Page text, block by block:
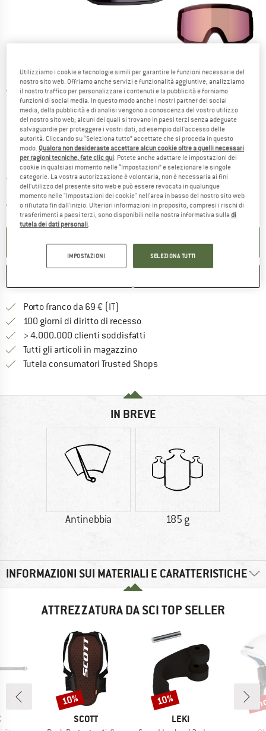
Viste dettagliate
Prezzo:
209,95€ incl. IVA
Nessuna spesa di spedizione(IT)Italia. Informazioni sui
Articolo purtroppo attualmente esauritoIl link si apre in una casella
ATTIVA LA NOTIFICA
Porto franco da 69 € (IT)
100 giorni di diritto di recessoVai alla politica di recesso qui
> 4.000.000 clienti soddisfatti
Tutti gli articoli in magazzino
Tutela consumatori Trusted Shops
IN BREVE
Antinebbia 185 g
INFORMAZIONI SUI MATERIALI E CARATTERISTICHE
ATTREZZATURA DA SCI TOP SELLER
MARCHIO
SCOTT
Sconto
10%
MARCHIO
LEKI
Sconto
10%
Utilizziamo i cookie e tecnologie simili per garantire le funzioni necessarie del
nostro sito web. Offriamo anche servizi e funzionalità aggiuntive, analizziamo
il nostro traffico per personalizzare i contenuti e la pubblicità e forniamo
funzioni di social media. In questo modo anche i nostri partner dei social
media, della pubblicità e di analisi vengono a conoscenza del vostro utilizzo
del nostro sito web; alcuni dei quali si trovano in paesi terzi senza adeguate
salvaguardie per proteggere i vostri dati, ad esempio dall'accesso delle
autorità. Cliccando su “Seleziona tutto” accettate che si proceda in questo
modo. Qualora non desideraste accettare alcun cookie oltre a quelli necessari
per ragioni tecniche, fate clic qui. Potete anche adattare le impostazioni dei
cookie in qualsiasi momento nelle “Impostazioni” e selezionare le singole
categorie. La vostra autorizzazione è volontaria, non è necessaria ai fini
dell'utilizzo del presente sito web e può essere revocata in qualunque
momento nelle "Impostazioni dei cookie" nell'area in basso del nostro sito web
o rifiutata fin dall'inizio. Ulteriori informazioni in proposito, compresi i rischi di
trasferimenti a paesi terzi, sono disponibili nella nostra informativa sulladi
tutela dei dati personali.
IMPOSTAZIONI SELEZIONA TUTTI